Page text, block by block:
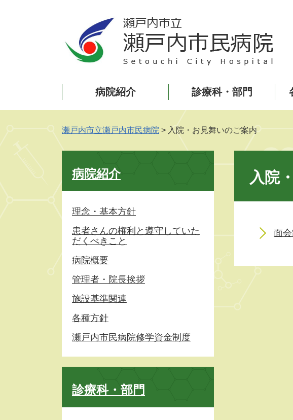
病院紹介 診療科・部門
瀬戸内市立瀬戸内市民病院 > 入院・お見舞いのご案内
入院
面
病院紹介
理念・基本方針
患者さんの権利と遵守していた
だくべきこと
病院概要
管理者・院長挨拶
施設基準関連
各種方針
瀬戸内市民病院修学資金制度
診療科・部門